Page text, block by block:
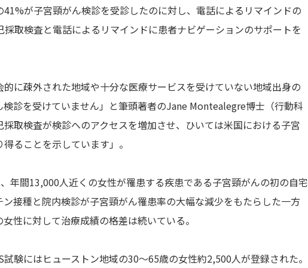
が子宮頸がん検診を受診したのに対し、電話によるリマインドの
取検査と電話によるリマインドに患者ナビゲーションのサポートを
的に疎外された地域や十分な医療サービスを受けていない地域出身の
診を受けていません」と筆頭著者のJane Montealegre博士（行動科
取検査が検診へのアクセスを増加させ、ひいては米国における子宮
ることを示しています」。
年間13,000人近くの女性が罹患する疾患である子宮頸がんの初の自宅
接種と院内検診が子宮頸がん罹患率の大幅な減少をもたらした一方
性に対して治療成績の格差は続いている。
験にはヒューストン地域の30〜65歳の女性約2,500人が登録された。